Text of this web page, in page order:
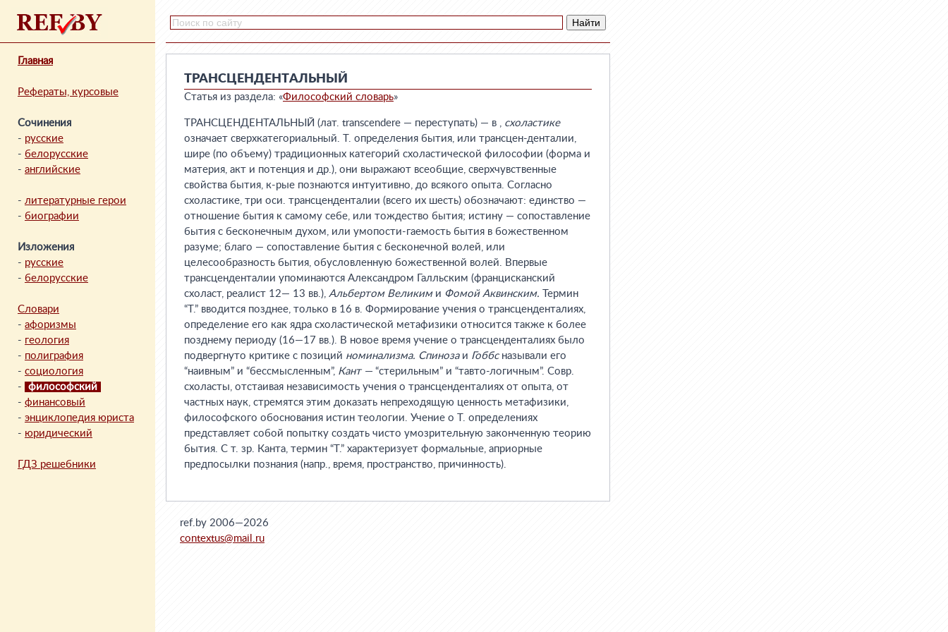
Главная
Рефераты, курсовые
Сочинения
- русские
- белорусские
- английские
- литературные герои
- биографии
Изложения
- русские
- белорусские
Словари
- афоризмы
- геология
- полиграфия
- социология
-
философский
- финансовый
- энциклопедия юриста
- юридический
ГДЗ решебники
ТРАНСЦЕНДЕНТАЛЬНЫЙ
Статья из раздела: «Философский словарь»
ТРАНСЦЕНДЕНТАЛЬНЫЙ (лат. transcendere — переступать) — в , схоластике
означает сверхкатегориальный. Т. определения бытия, или трансцен-денталии,
шире (по объему) традиционных категорий схоластической философии (форма и
материя, акт и потенция и др.), они выражают всеобщие, сверхчувственные
свойства бытия, к-рые познаются интуитивно, до всякого опыта. Согласно
схоластике, три оси. трансценденталии (всего их шесть) обозначают: единство —
отношение бытия к самому себе, или тождество бытия; истину — сопоставление
бытия с бесконечным духом, или умопости-гаемость бытия в божественном
разуме; благо — сопоставление бытия с бесконечной волей, или
целесообразность бытия, обусловленную божественной волей. Впервые
трансценденталии упоминаются Александром Галльским (францисканский
схоласт, реалист 12— 13 вв.), Альбертом Великими Фомой Аквинским. Термин
“Т.” вводится позднее, только в 16 в. Формирование учения о трансценденталиях,
определение его как ядра схоластической метафизики относится также к более
позднему периоду (16—17 вв.). В новое время учение о трансценденталиях было
подвергнуто критике с позиций номинализма. Спинозаи Гоббсназывали его
“наивным” и “бессмысленным”, Кант — “стерильным” и “тавто-логичным”. Совр.
схоласты, отстаивая независимость учения о трансценденталиях от опыта, от
частных наук, стремятся этим доказать непреходящую ценность метафизики,
философского обоснования истин теологии. Учение о Т. определениях
представляет собой попытку создать чисто умозрительную законченную теорию
бытия. С т. зр. Канта, термин “Т.” характеризует формальные, априорные
предпосылки познания (напр., время, пространство, причинность).
ref.by 2006—2026
contextus@mail.ru